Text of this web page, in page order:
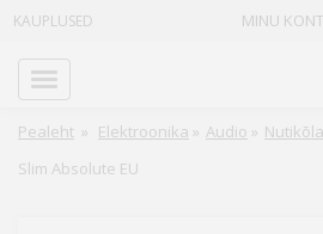
KAUPLUSED MINU
Pealeht » Elektroonika » Audio »
Slim Absolute EU
Info
Teenused